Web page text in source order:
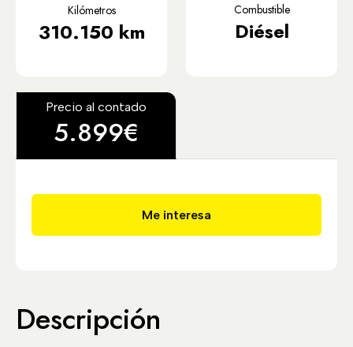
Kilómetros
310.150 km
Combustible
Diésel
Precio al contado
5.899€
Me interesa
Descripción